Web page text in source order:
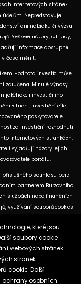
internetových stránek
Nepředstavuje
ani nabídku či výzvu
Veškeré názory, odhady,
informace dostupné
v čase měnit.
Hodnota investic může
zaručena. Minulé výnosy
jakéhokoli investičního
situaci, investiční cíle
poskytovatele
za investiční rozhodnutí
internetových stránkách.
vyjadřují názory jejich
portálu.
souhlasu bere
partnerem Burzovního
službách nebo finančních
využívání souborů cookies
článků mohou
analýzy nebo datu,
údaje.
které jsou
soubory cookie
webových stránek.
stránek
cookie. Další
ochrany osobních